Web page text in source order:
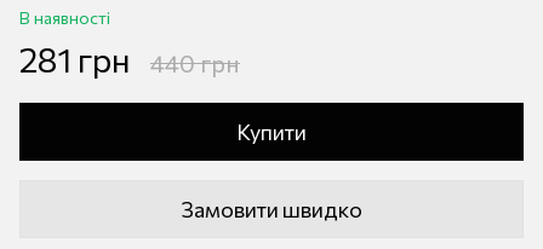
В наявності
281 грн 440 грн
Купити
Замовити швидко